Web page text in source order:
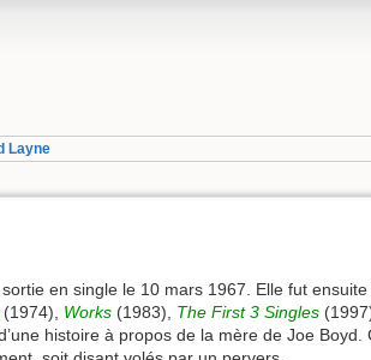
Layne
en single le 10 mars 1967. Elle fut
(1974), Works (1983), The First 3 Singles
histoire à propos de la mère de Joe